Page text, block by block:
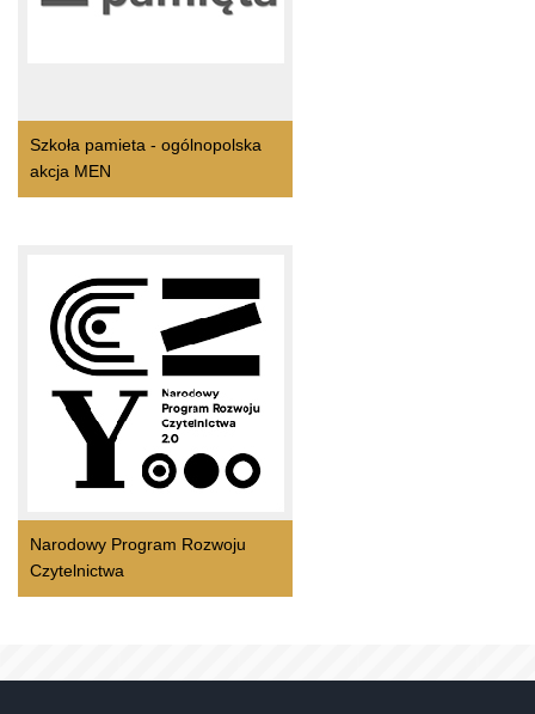
Szkoła pamieta - ogólnopolska
akcja MEN
Narodowy Program Rozwoju
Czytelnictwa